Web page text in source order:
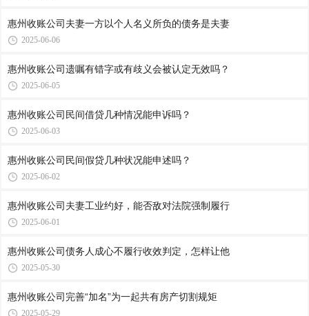
惠州收账公司​夫妻一方以个人名义所负的债务是夫妻
2025-06-06
惠州收账公司​遗嘱有错字或有歧义会被认定无效吗？
2025-06-05
惠州收账公司​民间借贷几种情况能申诉吗？
2025-06-03
惠州收账公司​民间假贷几种状况能申述吗？
2025-06-02
惠州收账公司​夫妻工业约好，能否敌对法院强制履行
2025-06-01
惠州收账公司​债务人成心不履行收效判定，怎样让他
2025-05-30
惠州收账公司​完善“加名”为一起共有房产切割规矩
2025-05-29